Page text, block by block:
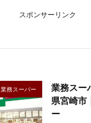
スポンサーリンク
業務スーパー
業務スー
県宮崎市
ー